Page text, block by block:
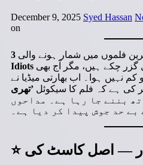
December 9, 2025 Syed Hassan
on
فلموں میں شمار ہونے والی 3
Idiots
کم نہیں ہوا۔ اب بھارتی میڈیا نے
کی ہے کہ فلم کا سیکوئل ’تھری
بننے جا رہا ہے۔ مداحوں
بے حد جوش پیدا کر دیا ہے۔
⭐ — اصل کاسٹ کی